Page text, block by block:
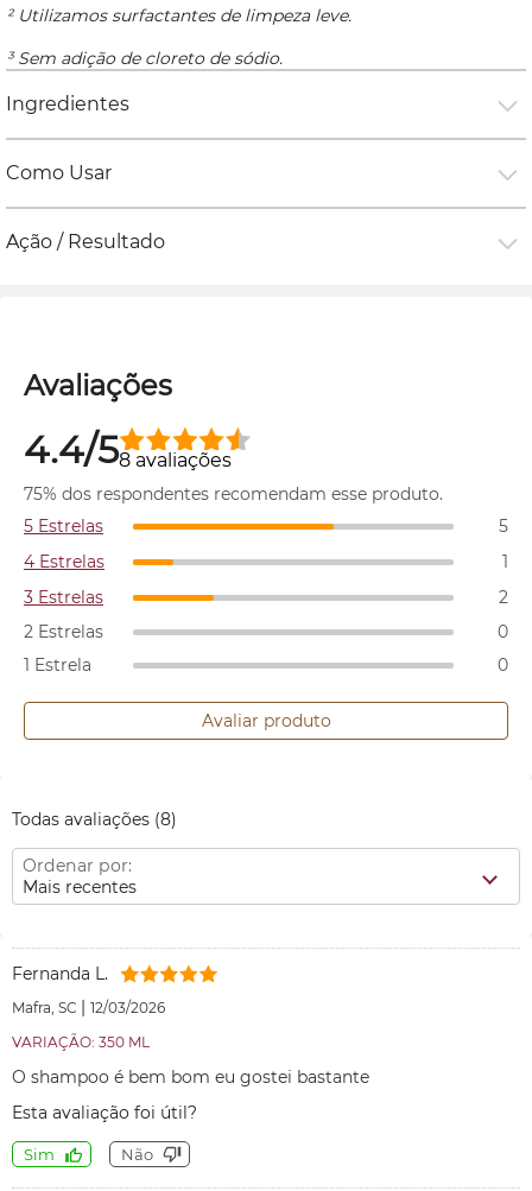
² Utilizamos surfactantes de limpeza leve.
³ Sem adição de cloreto de sódio.
Ingredientes
Como Usar
Ação / Resultado
Avaliações
4.4/58 avaliações
75% dos respondentes recomendam esse produto.
5 Estrelas
5
4 Estrelas
1
3 Estrelas
2
2 Estrelas
0
1 Estrela
0
Avaliar produto
Todas avaliações (8)
Ordenar por:
Mais recentes
Fernanda L.
Mafra, SC | 12/03/2026
VARIAÇÃO: 350 ML
O shampoo é bem bom eu gostei bastante
Esta avaliação foi útil?
Sim Não